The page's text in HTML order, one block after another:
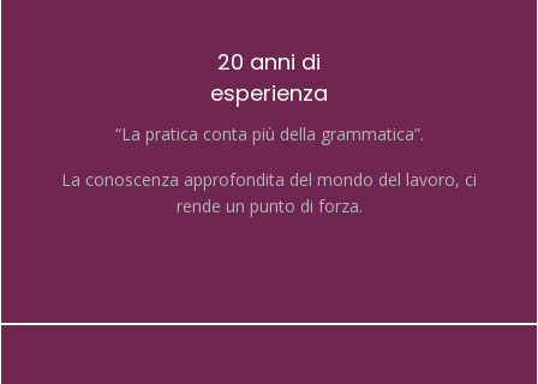
20 anni di
esperienza
“La pratica conta più della grammatica”.
La conoscenza approfondita del mondo del lavoro, ci
rende un punto di forza.